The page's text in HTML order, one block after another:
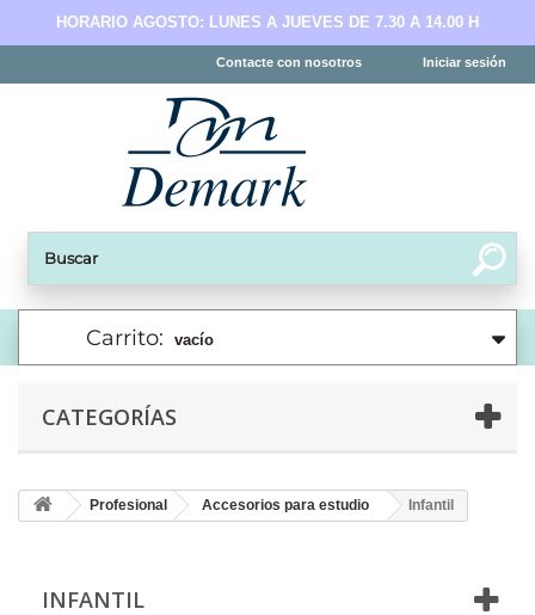
HORARIO AGOSTO: LUNES A JUEVES DE 7.30 A 14.00 H
Iniciar sesión
Contacte con nosotros
Carrito: vacío
CATEGORÍAS
Profesional Accesorios para estudio Infantil
INFANTIL